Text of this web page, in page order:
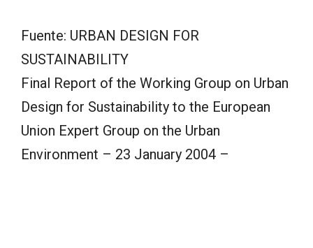
Fuente: URBAN DESIGN FOR
SUSTAINABILITY
Final Report of the Working Group on Urban
Design for Sustainability to the European
Union Expert Group on the Urban
Environment – 23 January 2004 –